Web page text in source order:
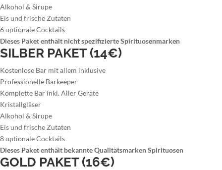
Alkohol & Sirupe
Eis und frische Zutaten
6 optionale Cocktails
Dieses Paket enthält nicht spezifizierte Spirituosenmarken
SILBER PAKET (14€)
Kostenlose Bar mit allem inklusive
Professionelle Barkeeper
Komplette Bar inkl. Aller Geräte
Kristallgläser
Alkohol & Sirupe
Eis und frische Zutaten
8 optionale Cocktails
Dieses Paket enthält bekannte Qualitätsmarken Spirituosen
GOLD PAKET (16€)